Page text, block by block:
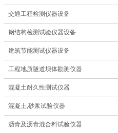
交通工程检测仪器设备
钢结构检测试验仪器设备
建筑节能测试仪器设备
工程地质隧道坝体勘测仪器
混凝土耐久性测试仪器
混凝土,砂浆试验仪器
沥青及沥青混合料试验仪器